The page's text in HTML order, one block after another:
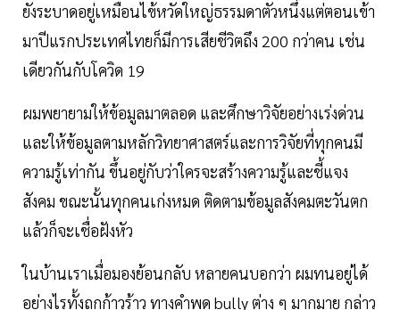
ยังระบาดอยู่เหมือนไข้หวัดใหญ่ธรรมดาตัวหนึ่งแต่ตอนเข้า
มาปีแรกประเทศไทยก็มีการเสียชีวิตถึง 200 กว่าคน เช่น
เดียวกันกับโควิด 19
ผมพยายามให้ข้อมูลมาตลอด และศึกษาวิจัยอย่างเร่งด่วน
และให้ข้อมูลตามหลักวิทยาศาสตร์และการวิจัยที่ทุกคนมี
ความรู้เท่ากัน ขึ้นอยู่กับว่าใครจะสร้างความรู้และชี้แจง
สังคม ขณะนั้นทุกคนเก่งหมด ติดตามข้อมูลสังคมตะวันตก
แล้วก็จะเชื่อฝังหัว
ในบ้านเราเมื่อมองย้อนกลับ หลายคนบอกว่า ผมทนอยู่ได้
อย่างไรทั้งถูกก้าวร้าว ทางคำพูด bully ต่าง ๆ มากมาย กล่าว